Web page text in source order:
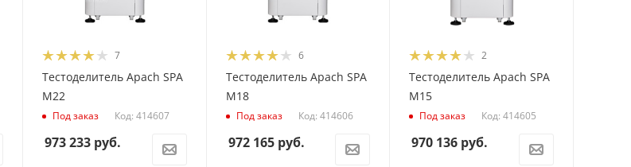
7
Тестоделитель Apach SPA
M22
Под заказ Код: 414607
973 233руб.
6
Тестоделитель Apach SPA
M18
Под заказ Код: 414606
972 165руб.
2
Тестоделитель Apach SPA
M15
Под заказ Код: 414605
970 136 руб.